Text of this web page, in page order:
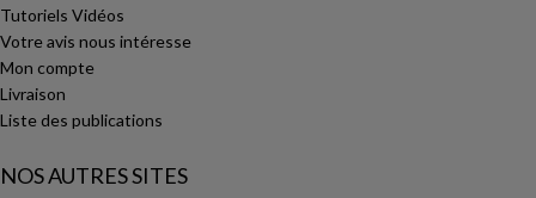
Tutoriels Vidéos
Votre avis nous intéresse
Mon compte
Livraison
Liste des publications
NOS AUTRES SITES